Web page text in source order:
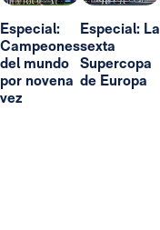
Especial:
Campeones
del mundo
por novena
vez
Especial: La
sexta
Supercopa
de Europa